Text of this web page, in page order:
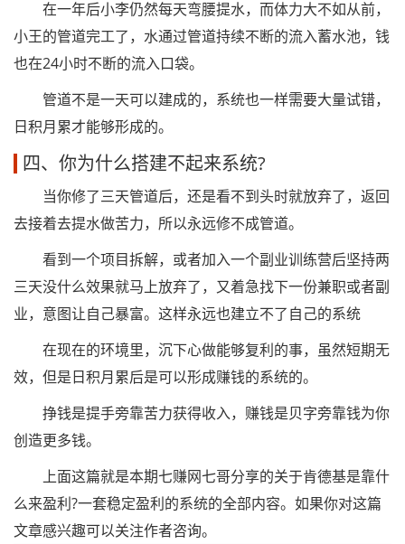
在一年后小李仍然每天弯腰提水，而体力大不如从前，
小王的管道完工了，水通过管道持续不断的流入蓄水池，钱
也在24小时不断的流入口袋。
管道不是一天可以建成的，系统也一样需要大量试错，
日积月累才能够形成的。
四、你为什么搭建不起来系统?
当你修了三天管道后，还是看不到头时就放弃了，返回
去接着去提水做苦力，所以永远修不成管道。
看到一个项目拆解，或者加入一个副业训练营后坚持两
三天没什么效果就马上放弃了，又着急找下一份兼职或者副
业，意图让自己暴富。这样永远也建立不了自己的系统
在现在的环境里，沉下心做能够复利的事，虽然短期无
效，但是日积月累后是可以形成赚钱的系统的。
挣钱是提手旁靠苦力获得收入，赚钱是贝字旁靠钱为你
创造更多钱。
上面这篇就是本期七赚网七哥分享的关于肯德基是靠什
么来盈利?一套稳定盈利的系统的全部内容。如果你对这篇
文章感兴趣可以关注作者咨询。